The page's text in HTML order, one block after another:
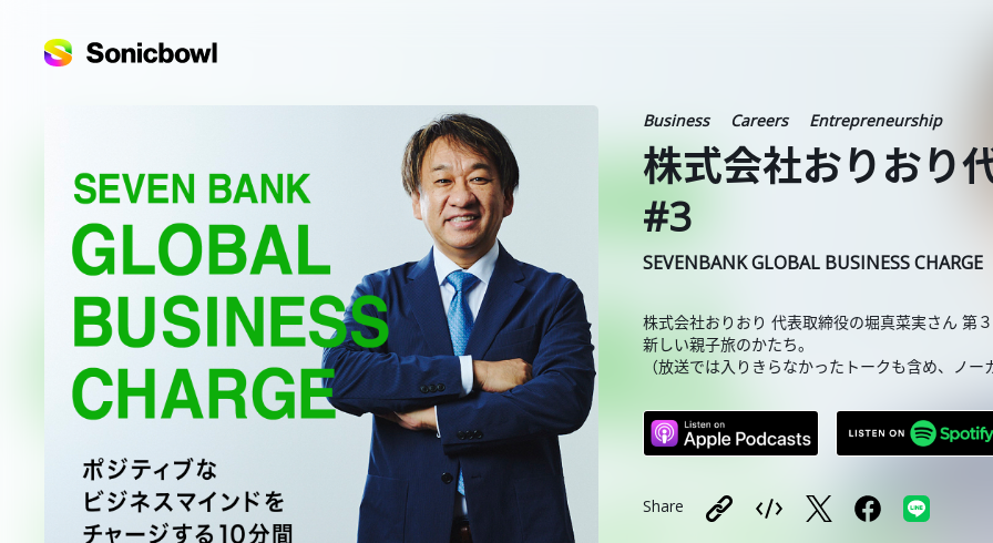
Business Careers Entrepreneurship
株式会社おりおり
#3
SEVENBANK GLOBAL BUSINESS CHARGE
株式会社おりおり 代表取締役の堀真菜実さん 第３
新しい親子旅のかたち。
（放送では入りきらなかったトークも含め、ノー
Share